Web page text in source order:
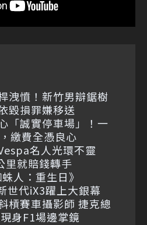
洩憤！新竹男辯鋸樹
毀損罪嫌移送
「誠實停車場」！一
繳費全憑良心
名人光環不靈
里就賠錢轉手
蛛人：重生日》
世代iX3躍上大銀幕
槓賽車攝影師 捷克總
身F1場邊掌鏡